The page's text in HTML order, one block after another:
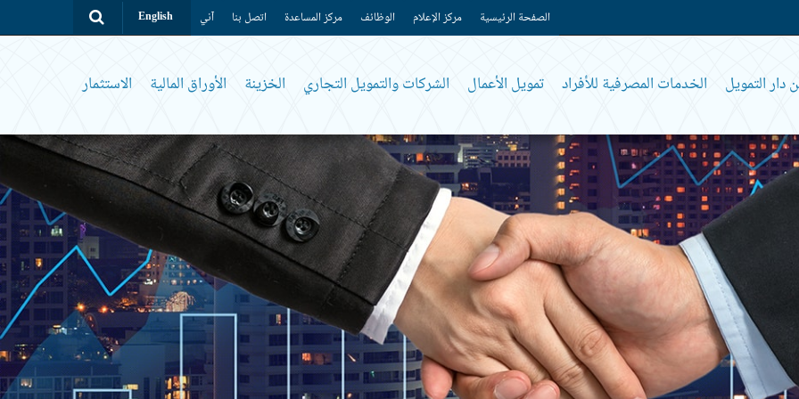
الصفحة الرئيسية مركز الإعلام الوظائف مركز المساعدة اتصل بنا آني English
دار التمويل الخدمات المصرفية للأفراد تمويل الأعمال الشركات والتمويل التجاري الخزينة الأوراق المالية الاستثمار